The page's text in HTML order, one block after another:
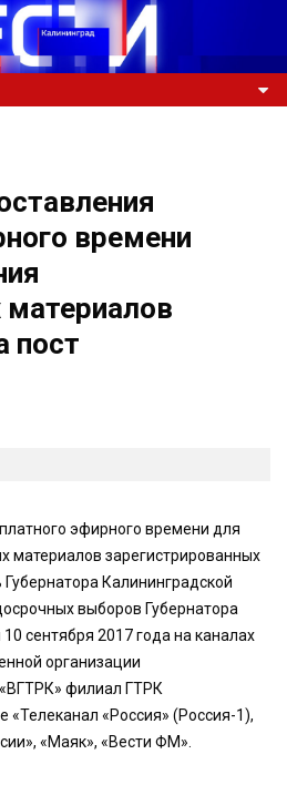
времени
материалов
пост
эфирного времени для
материалов зарегистрированных
Калининградской
выборов Губернатора
сентября 2017 года на каналах
организации
филиал ГТРК
«Телеканал «Россия» (Россия-1),
«Маяк», «Вести ФМ».